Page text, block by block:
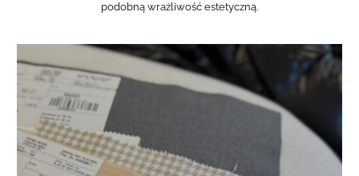
podobną wrażliwość estetyczną.